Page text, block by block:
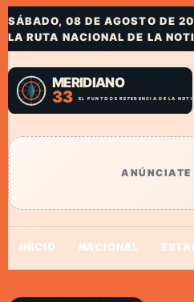
SÁBADO, 08 DE AGOSTO DE
LA RUTA NACIONAL DE LA
ANÚNCIATE
INICIO NACIONAL